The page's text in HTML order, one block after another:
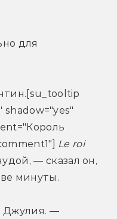
для
Le roi
— сказал он,
минуты.
Джулия. —